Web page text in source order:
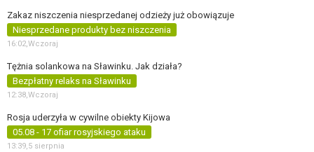
Zakaz niszczenia niesprzedanej odzieży już obowiązuje
Niesprzedane produkty bez niszczenia
16:02,Wczoraj
Tężnia solankowa na Sławinku. Jak działa?
Bezpłatny relaks na Sławinku
12:38,Wczoraj
Rosja uderzyła w cywilne obiekty Kijowa
05.08 - 17 ofiar rosyjskiego ataku
13:39,5 sierpnia